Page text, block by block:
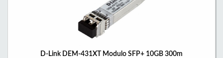
D-Link DEM-431XT Modulo SFP+ 10GB 300m